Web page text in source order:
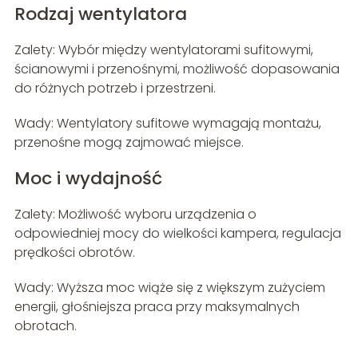
Rodzaj wentylatora
Zalety: Wybór między wentylatorami sufitowymi,
ścianowymi i przenośnymi, możliwość dopasowania
do różnych potrzeb i przestrzeni.
Wady: Wentylatory sufitowe wymagają montażu,
przenośne mogą zajmować miejsce.
Moc i wydajność
Zalety: Możliwość wyboru urządzenia o
odpowiedniej mocy do wielkości kampera, regulacja
prędkości obrotów.
Wady: Wyższa moc wiąże się z większym zużyciem
energii, głośniejsza praca przy maksymalnych
obrotach.